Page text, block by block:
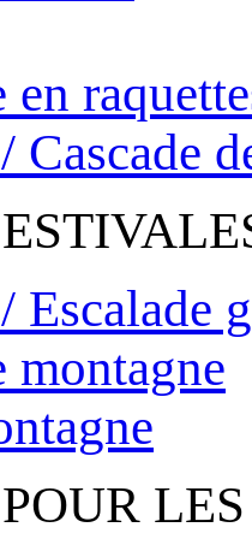
en
montagne